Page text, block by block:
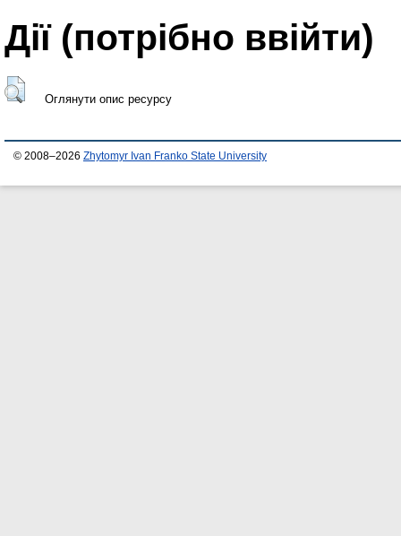
Дії ​​(потрібно ввійти)
Оглянути опис ресурсу
© 2008–2026 Zhytomyr Ivan Franko State University